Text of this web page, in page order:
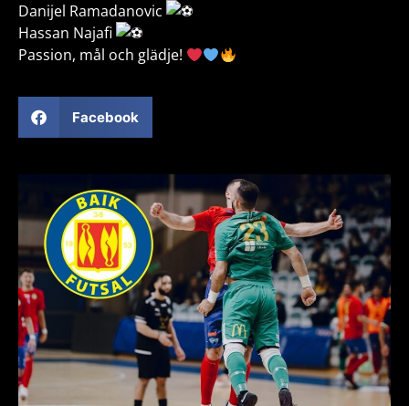
Danijel Ramadanovic
Hassan Najafi
Passion, mål och glädje!
Facebook